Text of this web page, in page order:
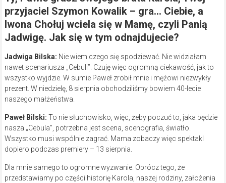
przyjaciel Szymon Kowalik – gra… Ciebie, a
Iwona Chołuj wciela się w Mamę, czyli Panią
Jadwigę. Jak się w tym odnajdujecie?
Jadwiga Bilska: Nie wiem czego się spodziewać. Nie widziałam
nawet scenariusza „Cebuli”. Czuję więc ogromną ciekawość, jak to
wszystko wyjdzie. W sumie Paweł zrobił mnie i mężowi niezwykły
prezent. W niedzielę, 8 sierpnia obchodziliśmy bowiem 40-lecie
naszego małżeństwa.
Paweł Bilski: To nie słuchowisko, więc, żeby poczuć to, jaka będzie
nasza „Cebula”, potrzebna jest scena, scenografia, światło.
Wszystko musi wspólnie zagrać. Mama zobaczy więc spektakl
dopiero podczas premiery – 13 sierpnia.
Dla mnie samego to ogromne wyzwanie. Oprócz tego, że
przedstawiamy po części historię Karola, naszej rodziny, założenia